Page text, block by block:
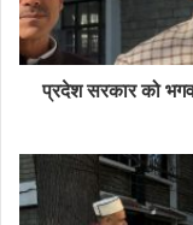
प्रदेश सरकार को